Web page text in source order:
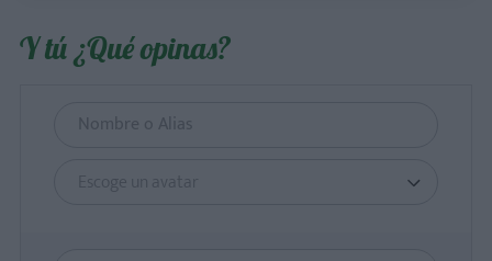
Y tú ¿Qué opinas?
Escoge un avatar